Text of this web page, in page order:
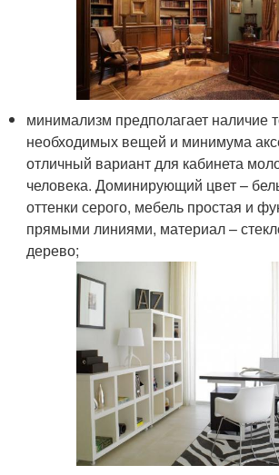
минимализм предполагает наличие
необходимых вещей и минимума
отличный вариант для кабинета
человека. Доминирующий цвет –
оттенки серого, мебель простая и
прямыми линиями, материал –
дерево;